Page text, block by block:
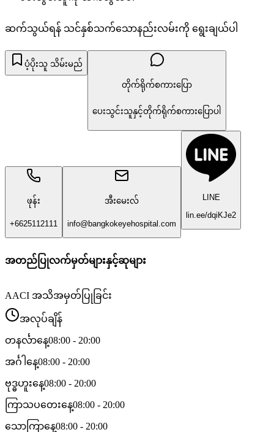
ဆက်သွယ်ရန် သင်နှစ်သက်သောနည်းလမ်းကို ရွေးချယ်ပါ
ပံ့ပိုးသူ သိမ်းမည်
တိုက်ရိုက်စကားပြော
ပေးသွင်းသူနှင့်တိုက်ရိုက်စကားပြောပါ
ဖုန်း
+6625112111
အီးမေးလ်
info@bangkokeyehospital.com
LINE
lin.ee/dqiKJe2
အတည်ပြုလက်မှတ်များနှင့်ဆုများ
AACI အသိအမှတ်ပြုခြင်း
အလုပ်ချိန်
တနင်္လာနေ့08:00 - 20:00
အင်္ဂါနေ့08:00 - 20:00
ဗုဒ္ဓဟူးနေ့08:00 - 20:00
ကြာသပတေးနေ့08:00 - 20:00
သောကြာနေ့08:00 - 20:00